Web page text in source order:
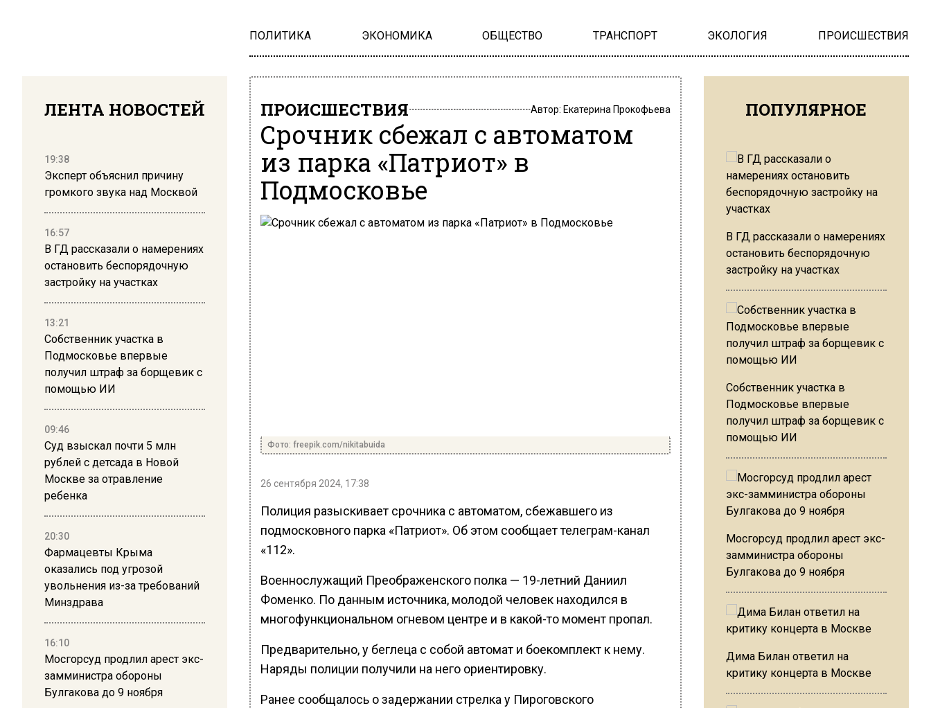
ПОЛИТИКА ЭКОНОМИКА ОБЩЕСТВО ТРАНСПОРТ ЭКОЛОГИЯ ПРОИСШЕСТВИЯ
ЛЕНТА НОВОСТЕЙ
19:38
Эксперт объяснил причину
громкого звука над Москвой
16:57
В ГД рассказали о намерениях
остановить беспорядочную
застройку на участках
13:21
Собственник участка в
Подмосковье впервые
получил штраф за борщевик с
помощью ИИ
09:46
Суд взыскал почти 5 млн
рублей с детсада в Новой
Москве за отравление
ребенка
20:30
Фармацевты Крыма
оказались под угрозой
увольнения из-за требований
Минздрава
16:10
Мосгорсуд продлил арест экс-
замминистра обороны
Булгакова до 9 ноября
ПРОИСШЕСТВИЯ Автор: Екатерина Прокофьева
Срочник сбежал с автоматом
из парка «Патриот» в
Подмосковье
Фото: freepik.com/nikitabuida
26 сентября 2024, 17:38
Полиция разыскивает срочника с автоматом, сбежавшего из
подмосковного парка «Патриот». Об этом сообщает телеграм-канал
«112».
Военнослужащий Преображенского полка — 19-летний Даниил
Фоменко. По данным источника, молодой человек находился в
многофункциональном огневом центре и в какой-то момент пропал.
Предварительно, у беглеца с собой автомат и боекомплект к нему.
Наряды полиции получили на него ориентировку.
Ранее сообщалось о задержании стрелка у Пироговского
ПОПУЛЯРНОЕ
В ГД рассказали о намерениях
остановить беспорядочную
застройку на участках
Собственник участка в
Подмосковье впервые
получил штраф за борщевик с
помощью ИИ
Мосгорсуд продлил арест экс-
замминистра обороны
Булгакова до 9 ноября
Дима Билан ответил на
критику концерта в Москве